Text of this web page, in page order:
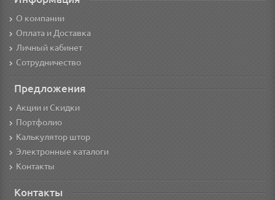
О компании
Оплата и Доставка
Личный кабинет
Сотрудничество
Предложения
Акции и Скидки
Портфолио
Калькулятор штор
Электронные каталоги
Контакты
Контакты